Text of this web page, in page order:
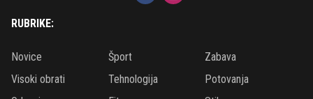
RUBRIKE:
Novice Šport
Zabava
Visoki obrati
Tehnologija
Potovanja